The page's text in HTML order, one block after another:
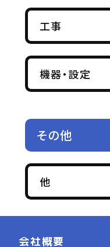
工事
機器・設定
その他
他
会社概要